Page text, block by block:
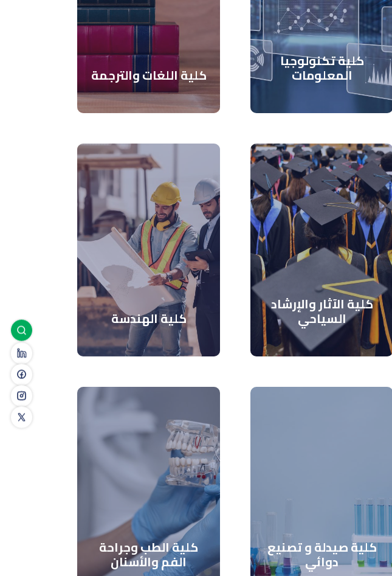
كلية تكنولوجيا
المعلومات كلية اللغات والترجمة
كلية الآثار والإرشاد
السياحي كلية الهندسة
كلية صيدلة و تصنيع
دوائي
كلية الطب وجراحة
الفم والأسنان